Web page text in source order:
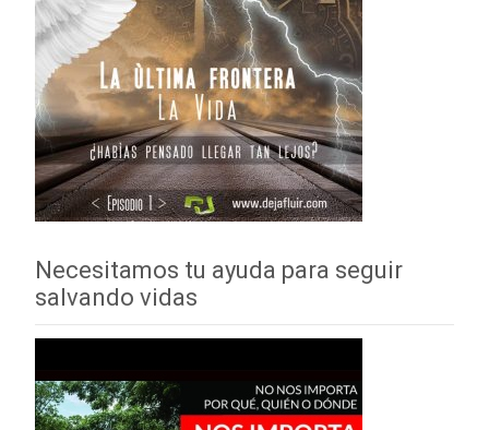
Necesitamos tu ayuda para seguir
salvando vidas